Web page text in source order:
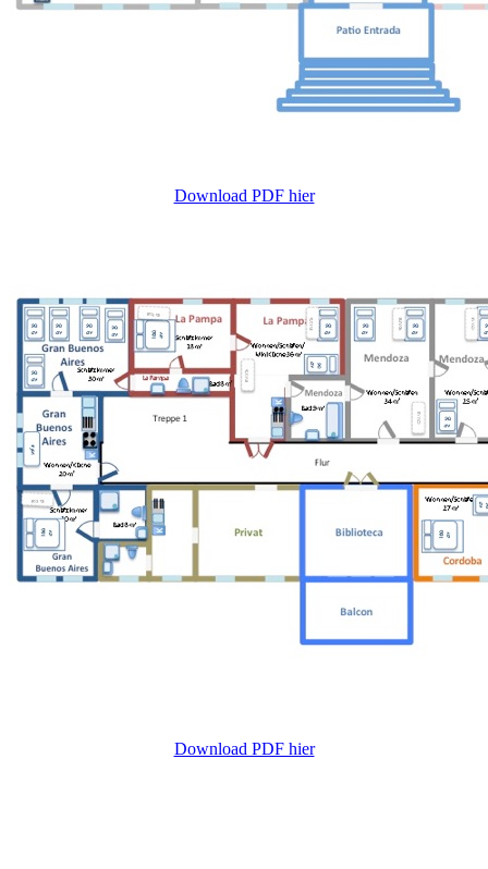
Download PDF hier
Download PDF hier